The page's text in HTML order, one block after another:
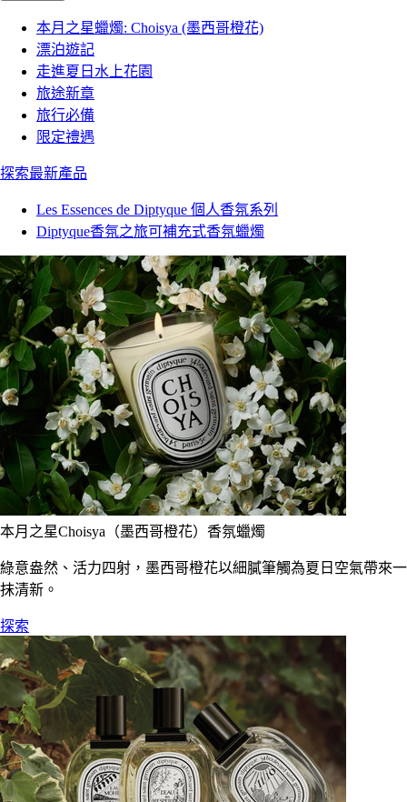
本月之星蠟燭: Choisya (墨西哥橙花)
漂泊遊記
走進夏日水上花園
旅途新章
旅行必備
限定禮遇
探索最新產品
Les Essences de Diptyque 個人香氛系列
Diptyque香氛之旅可補充式香氛蠟燭
本月之星Choisya（墨西哥橙花）香氛蠟燭
綠意盎然、活力四射，墨西哥橙花以細膩筆觸為夏日空氣帶來一
抹清新。
探索